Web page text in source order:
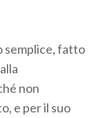
semplice, fatto
non
e per il suo